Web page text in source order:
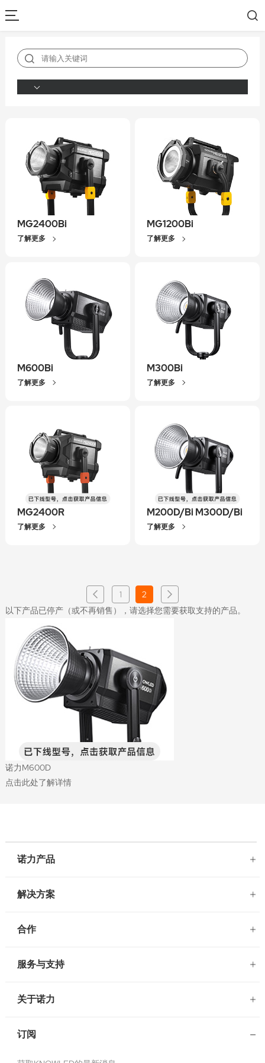
MG2400Bi
了解更多
MG1200Bi
了解更多
M600Bi
了解更多
M300Bi
了解更多
MG2400R
了解更多
M200D/Bi M300D/Bi
了解更多
1
2
以下产品已停产（或不再销售），请选择您需要获取支持的产品。
诺力M600D
点击此处了解详情
诺力产品
解决方案
合作
服务与支持
关于诺力
订阅